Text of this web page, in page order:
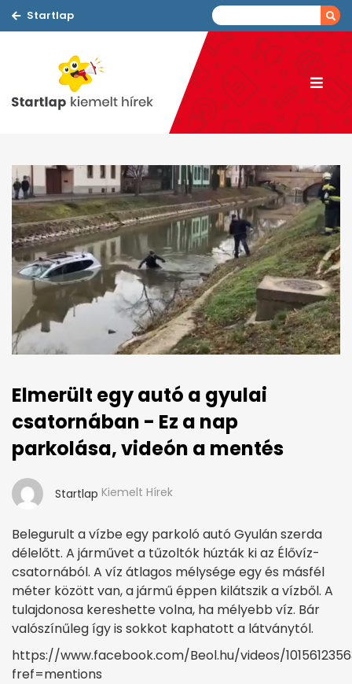
Startlap
Elmerült egy autó a gyulai
csatornában - Ez a nap
parkolása, videón a mentés
Startlap Kiemelt Hírek
Belegurult a vízbe egy parkoló autó Gyulán szerda
délelőtt. A járművet a tűzoltók húzták ki az Élővíz-
csatornából. A víz átlagos mélysége egy és másfél
méter között van, a jármű éppen kilátszik a vízből. A
tulajdonosa kereshette volna, ha mélyebb víz. Bár
valószínűleg így is sokkot kaphatott a látványtól.
https://www.facebook.com/Beol.hu/videos/
fref=mentions